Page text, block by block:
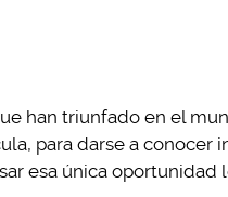
han triunfado en el
para darse a
esa única